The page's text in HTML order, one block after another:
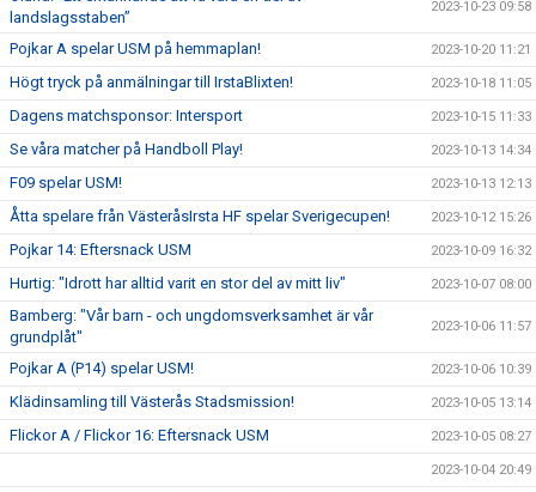
landslagsstaben”
2023-10-23 09:58
Pojkar A spelar USM på hemmaplan! 2023-10-20 11:21
Högt tryck på anmälningar till IrstaBlixten! 2023-10-18 11:05
Dagens matchsponsor: Intersport 2023-10-15 11:33
Se våra matcher på Handboll Play! 2023-10-13 14:34
F09 spelar USM! 2023-10-13 12:13
Åtta spelare från VästeråsIrsta HF spelar Sverigecupen! 2023-10-12 15:26
Pojkar 14: Eftersnack USM 2023-10-09 16:32
Hurtig: "Idrott har alltid varit en stor del av mitt liv" 2023-10-07 08:00
Bamberg: "Vår barn - och ungdomsverksamhet är vår
grundplåt"
2023-10-06 11:57
Pojkar A (P14) spelar USM! 2023-10-06 10:39
Klädinsamling till Västerås Stadsmission! 2023-10-05 13:14
Flickor A / Flickor 16: Eftersnack USM 2023-10-05 08:27
2023-10-04 20:49